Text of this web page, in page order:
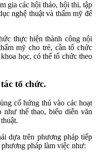
gia các hội thảo, hội thi, tập
nghệ thuật và thẩm mỹ để
thực hiện thành công nội
mỹ cho trẻ, cần tổ chức
học, có thể tổ chức theo
tổ chức.
cố hứng thú vào các hoạt
như thể thao, biểu diễn văn
dựa trên phương pháp tiếp
pháp làm việc như: